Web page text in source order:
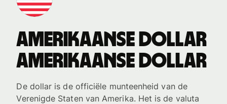
Amerikaanse dollar
Amerikaanse dollar
De dollar is de officiële munteenheid van de
Verenigde Staten van Amerika. Het is de valuta